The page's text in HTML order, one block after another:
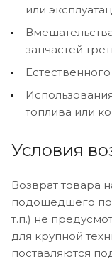
или
запчастей
топлива или
Условия
Возврат товара
подошедшего по
т.п.) не
для крупной
поставляются